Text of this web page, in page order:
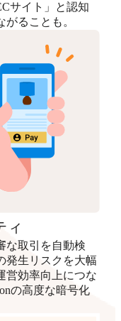
サイト」と認知
ることも。
ィ
な取引を自動検
発生リスクを大幅
営効率向上につな
の高度な暗号化